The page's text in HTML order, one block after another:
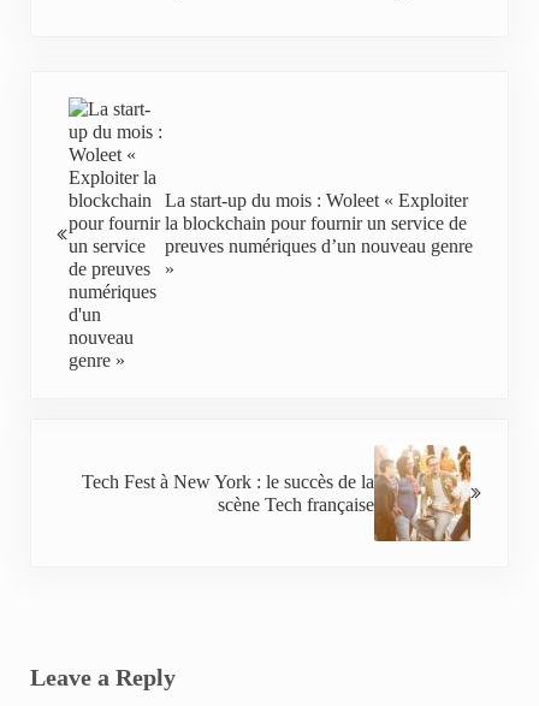
La start-up du mois : Woleet « Exploiter
la blockchain pour fournir un service de
preuves numériques d’un nouveau genre
»
Tech Fest à New York : le succès de la
scène Tech française
Leave a Reply